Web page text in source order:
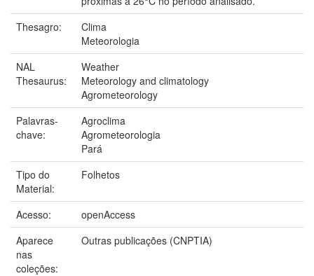
Thesagro:
Clima
Meteorologia
NAL
Thesaurus:
Weather
Meteorology and climatology
Agrometeorology
Palavras-
chave:
Agroclima
Agrometeorologia
Pará
Tipo do
Material:
Folhetos
Acesso:
openAccess
Aparece
nas
coleções:
Outras publicações (CNPTIA)